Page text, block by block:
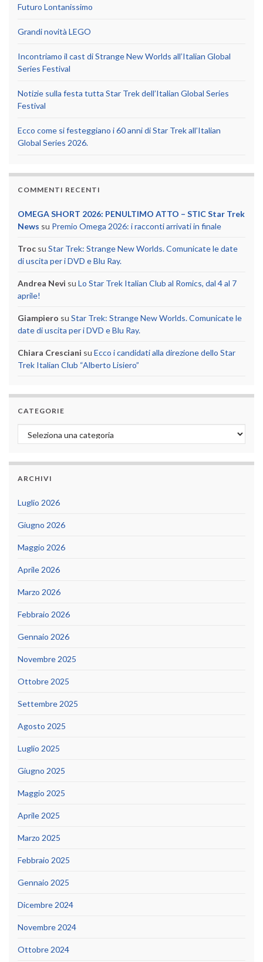
Futuro Lontanissimo
Grandi novità LEGO
Incontriamo il cast di Strange New Worlds all’Italian Global
Series Festival
Notizie sulla festa tutta Star Trek dell’Italian Global Series
Festival
Ecco come si festeggiano i 60 anni di Star Trek all’Italian
Global Series 2026.
COMMENTI RECENTI
OMEGA SHORT 2026: PENULTIMO ATTO – STIC Star Trek
News su Premio Omega 2026: i racconti arrivati in finale
Troc su Star Trek: Strange New Worlds. Comunicate le date
di uscita per i DVD e Blu Ray.
Andrea Nevi su Lo Star Trek Italian Club al Romics, dal 4 al 7
aprile!
Giampiero su Star Trek: Strange New Worlds. Comunicate le
date di uscita per i DVD e Blu Ray.
Chiara Cresciani su Ecco i candidati alla direzione dello Star
Trek Italian Club “Alberto Lisiero”
CATEGORIE
Categorie
ARCHIVI
Luglio 2026
Giugno 2026
Maggio 2026
Aprile 2026
Marzo 2026
Febbraio 2026
Gennaio 2026
Novembre 2025
Ottobre 2025
Settembre 2025
Agosto 2025
Luglio 2025
Giugno 2025
Maggio 2025
Aprile 2025
Marzo 2025
Febbraio 2025
Gennaio 2025
Dicembre 2024
Novembre 2024
Ottobre 2024